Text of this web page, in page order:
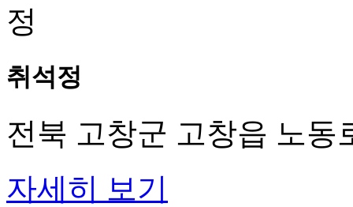
취석정
전북 고창군 고창읍 노동
자세히 보기